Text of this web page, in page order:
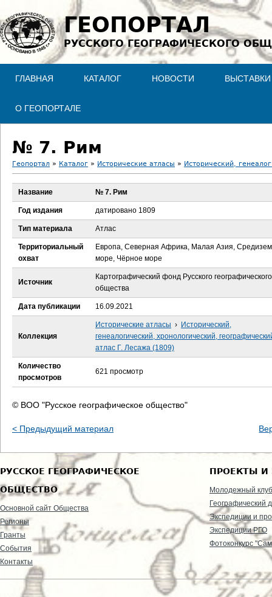
Jump to navigation
ГЕОПОРТАЛ
РУССКОГО ГЕОГРАФИЧЕСКОГО
ГЛАВНАЯ КАТАЛОГ НОВОСТИ ВЫСТАВКИ
О ГЕОПОРТАЛЕ
№ 7. Рим
В
ы
д
е
с
Геопортал » Каталог » Исторические атласы » Исторический,
Название № 7. Рим
Год издания датировано 1809
Тип материала Атлас
Территориальный
охват
Европа, Северная Африка, Малая Азия,
море, Чёрное море
Источник
Картографический фонд Русского географического
общества
Дата публикации 16.09.2021
Коллекция
Исторические атласы › Исторический,
генеалогический, хронологический,
атлас Г. Лесажа (1809)
Количество
просмотров
621 просмотр
© ВОО "Русское географическое общество"
< Предыдущий материал
РУССКОЕ ГЕОГРАФИЧЕСКОЕ
ОБЩЕСТВО
Основной сайт Общества
Регионы
Гранты
События
Контакты
ПРОЕКТЫ И
Молодежный клуб
Географический
Экспедиции и
Экспедиции РГО
Фотоконкурс